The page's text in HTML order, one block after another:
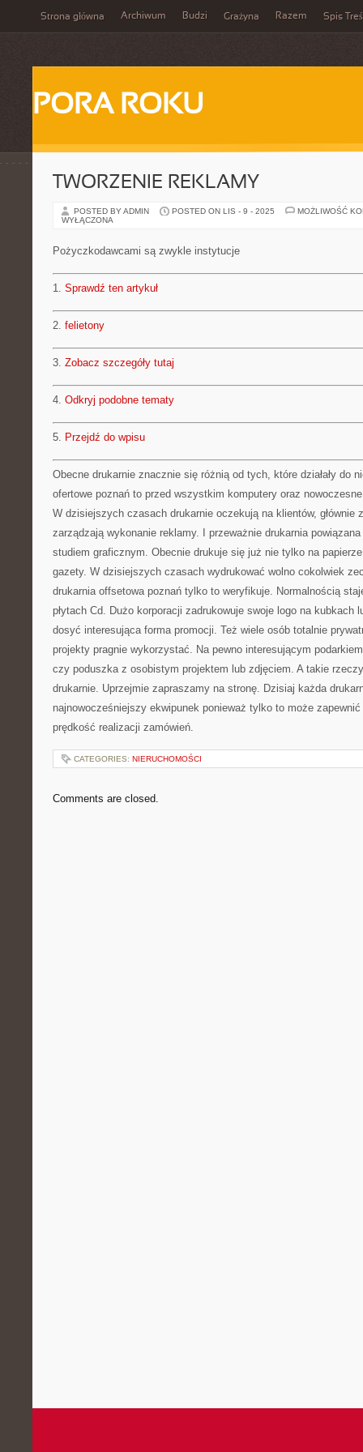
Strona główna Archiwum Budzi Grażyna Razem Spis
PORA ROKU
TWORZENIE REKLAMY
POSTED BY ADMIN POSTED ON LIS - 9 - 2025
MOŻLIWOŚĆ
WYŁĄCZONA
Pożyczkodawcami są zwykle instytucje
1. Sprawdź ten artykuł
2. felietony
3. Zobacz szczegóły tutaj
4. Odkryj podobne tematy
5. Przejdź do wpisu
Obecne drukarnie znacznie się różnią od tych, które działały do
ofertowe poznań to przed wszystkim komputery oraz
W dzisiejszych czasach drukarnie oczekują na klientów, głównie
zarządzają wykonanie reklamy. I przeważnie drukarnia
studiem graficznym. Obecnie drukuje się już nie tylko na
gazety. W dzisiejszych czasach wydrukować wolno cokolwiek
drukarnia offsetowa poznań tylko to weryfikuje. Normalnością
płytach Cd. Dużo korporacji zadrukowuje swoje logo na kubkach
dosyć interesująca forma promocji. Też wiele osób totalnie
projekty pragnie wykorzystać. Na pewno interesującym
czy poduszka z osobistym projektem lub zdjęciem. A takie
drukarnie. Uprzejmie zapraszamy na stronę. Dzisiaj każda
najnowocześniejszy ekwipunek ponieważ tylko to może
prędkość realizacji zamówień.
CATEGORIES: NIERUCHOMOŚCI
Comments are closed.